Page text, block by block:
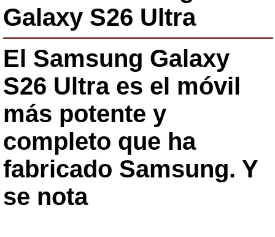
Galaxy S26 Ultra
El Samsung Galaxy
S26 Ultra es el móvil
más potente y
completo que ha
fabricado Samsung. Y
se nota